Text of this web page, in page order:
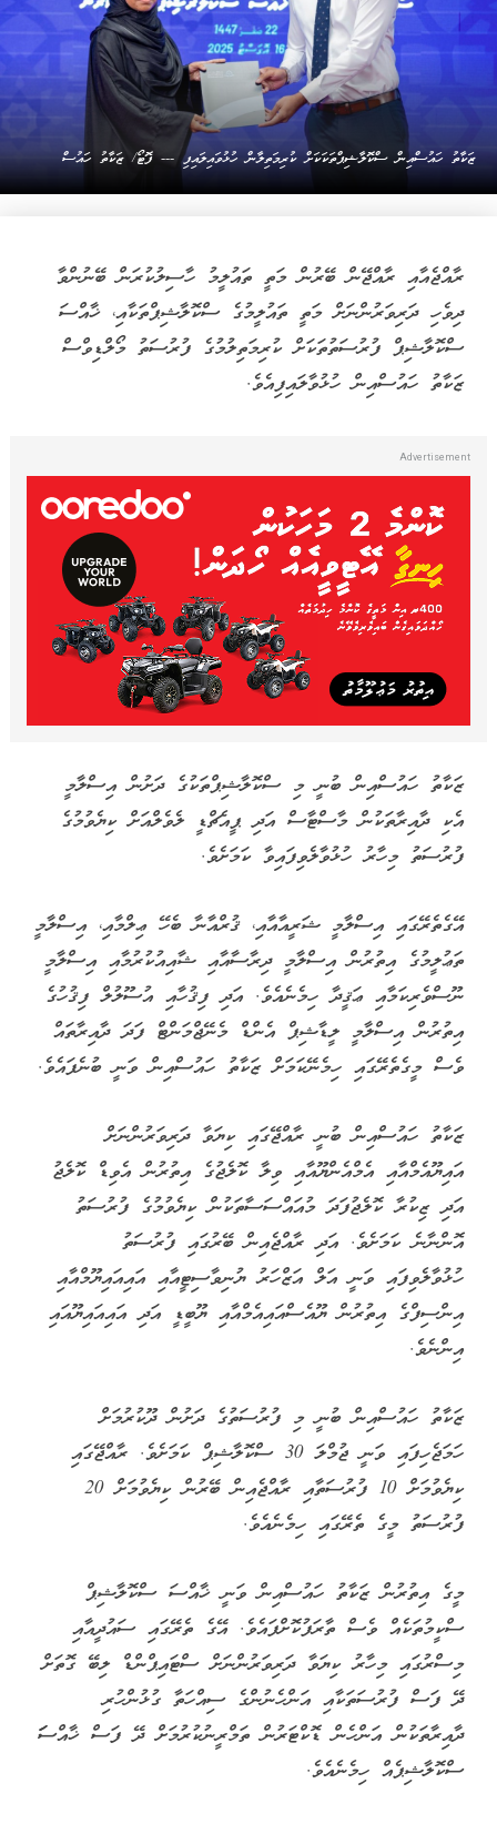
ޒަކާތު ހައުސްއިން ސްކޮލާޝިޕްތަކަކަށް ކުރިމަތިލާން ހުޅުވައިލައިފި --- ފޮޓޯ/ ޒަކާތު ހައުސް
ރާއްޖެއާއި ރާއްޖޭން ބޭރުން މަތީ ތައުލީމު ހާސިލުކުރަން ބޭނުންވާ
ދިވެހި ދަރިވަރުންނަށް މަތީ ތައުލީމުގެ ސްކޮލާޝިޕްތަކާއި، ޚާއްސަ
ސްކޮލާޝިޕް ފުރުސަތުތަކަށް ކުރިމަތިލުމުގެ ފުރުސަތު މޯލްޑިވްސް
ޒަކާތު ހައުސްއިން ހުޅުވާލައިފިއެވެ.
ޒަކާތު ހައުސްއިން ބުނީ މި ސްކޮލާޝިޕްތަކުގެ ދަށުން އިސްލާމީ
އެކި ދާއިރާތަކުން މާސްޓާސް އަދި ޕީއެޗްޑީ ލެވެލްއަށް ކިޔެވުމުގެ
ފުރުސަތު މިހާރު ހުޅުވާލެވިފައިވާ ކަމަށެވެ.
އޭގެތެރޭގައި އިސްލާމީ ޝަރީއާއާއި، ޤުރްއާނާ ބެހޭ ޢިލްމާއި، އިސްލާމީ
ތަޢުލީމުގެ އިތުރުން އިސްލާމީ ދިރާސާއާއި ޝާއިއުކުރުމާއި އިސްލާމީ
ނޫސްވެރިކަމާއި ޢަޤީދާ ހިމެނެއެވެ. އަދި ފިޤުހާއި އުސޫލުލް ފިޤުހުގެ
އިތުރުން އިސްލާމީ ލީޑާޝިޕް އެންޑް މެނޭޖްމަންޓް ފަދަ ދާއިރާތައް
ވެސް މީގެތެރޭގައި ހިމެނޭކަމަށް ޒަކާތު ހައުސްއިން ވަނީ ބުނެފައެވެ.
ޒަކާތު ހައުސްއިން ބުނީ ރާއްޖޭގައި ކިޔަވާ ދަރިވަރުންނަށް
އައިޔޫއެމްއާއި އެމްއެންޔޫއާއި ވިލާ ކޮލެޖުގެ އިތުރުން އެވިޑް ކޮލެޖު
އަދި ޒިކުރާ ކޮލެޖުފަދަ މުއައްސަސާތަކުން ކިޔެވުމުގެ ފުރުސަތު
އޮންނާނެ ކަމަށެވެ. އަދި ރާއްޖެއިން ބޭރުގައި ފުރުސަތު
ހުޅުވާލެވިފައި ވަނީ އަލް އަޒްހަރު ޔުނިވާސިޓީއާއި އައިއައިޔޫމްއާއި
އިންސިފްގެ އިތުރުން ޔޫއެސްއައިއެމްއާއި ޔޫބީޑީ އަދި އައިއައިޔޫއައި
އިންނެވެ.
ޒަކާތު ހައުސްއިން ބުނީ މި ފުރުސަތުގެ ދަށުން ދޫކުރުމަށް
ހަމަޖެހިފައި ވަނީ ޖުމްލަ 30 ސްކޮލާޝިޕް ކަމަށެވެ. ރާއްޖޭގައި
ކިޔެވުމަށް 10 ފުރުސަތާއި ރާއްޖެއިން ބޭރުން ކިޔެވުމަށް 20
ފުރުސަތު މީގެ ތެރޭގައި ހިމެނެއެވެ.
މީގެ އިތުރުން ޒަކާތު ހައުސްއިން ވަނީ ޚާއްސަ ސްކޮލާޝިޕް
ސްކީމުތަކެއް ވެސް ތާރަފުކޮށްފައެވެ. އޭގެ ތެރޭގައި ސައުދީއާއި
މިސްރުގައި މިހާރު ކިޔަވާ ދަރިވަރުންނަށް ސްޓައިޕްންޑް ލިބޭ ގޮތަށް
ދޭ ފަސް ފުރުސަތަކާއި އަންހެނުންގެ ސިއްހަތާ ގުޅުންހުރި
ދާއިރާތަކުން އަންހެން ޑޮކްޓަރުން ތަމްރީނުކުރުމަށް ދޭ ފަސް ޚާއްސަަ
ސްކޮލާޝިޕެއް ހިމެނެއެވެ.